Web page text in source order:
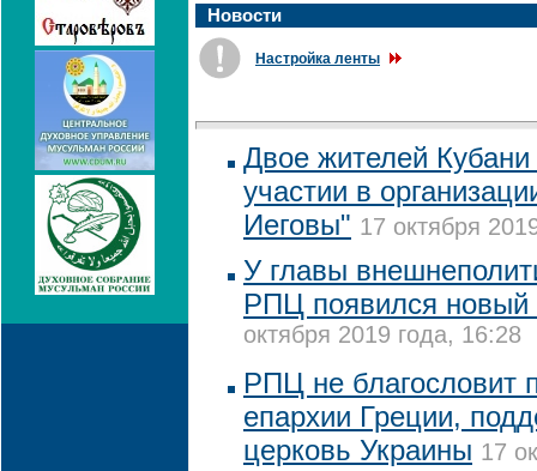
Новости
Настройка ленты
Двое жителей
участии в
Иеговы" 17 октября
У главы
РПЦ появился новый
октября 2019 года, 16:28
РПЦ не благословит
епархии Греции,
церковь Украины 17